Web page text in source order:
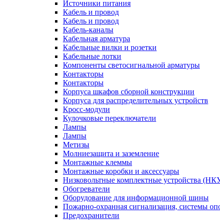
Источники питания
Кабель и провод
Кабель и провод
Кабель-каналы
Кабельная арматура
Кабельные вилки и розетки
Кабельные лотки
Компоненты светосигнальной арматуры
Контакторы
Контакторы
Корпуса шкафов сборной конструкции
Корпуса для распределительных устройств
Кросс-модули
Кулочковые переключатели
Лампы
Лампы
Метизы
Молниезащита и заземление
Монтажные клеммы
Монтажные коробки и аксессуары
Низковольтные комплектные устройства
Обогреватели
Оборудование для информационной шины
Пожарно-охранная сигнализация, системы
Предохранители